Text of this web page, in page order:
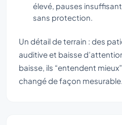
élevé, pauses
sans protection.
Un détail de terrain : des
auditive et baisse
baisse, ils “entendent
changé de façon mesurable.